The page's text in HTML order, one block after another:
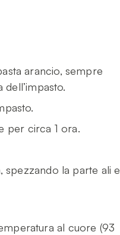
arancio, sempre
per circa 1 ora.
la parte ali e
al cuore (93